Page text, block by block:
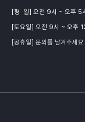
[평 일] 오전 9시 ~ 오후 5
[토요일] 오전 9시 ~ 오후
[공휴일] 문의를 남겨주세요